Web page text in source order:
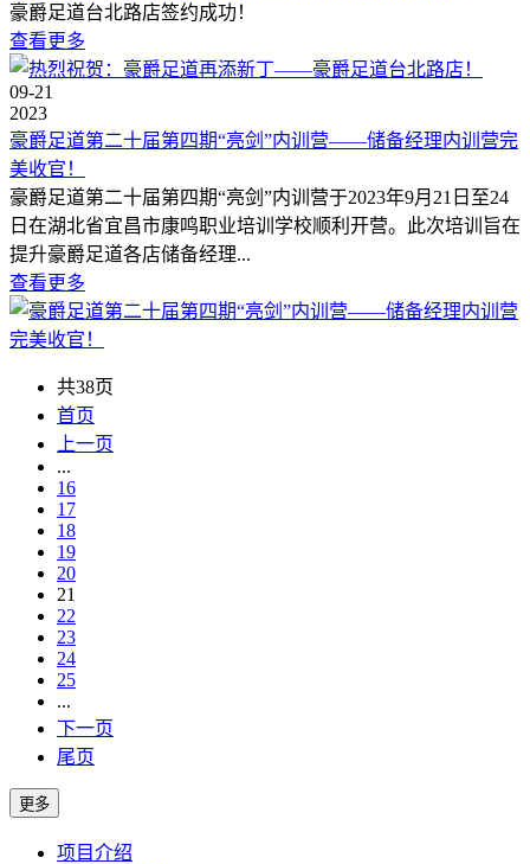
豪爵足道台北路店签约成功！
查看更多
09-21
2023
豪爵足道第二十届第四期“亮剑”内训营——储备经理内训营完
美收官！
豪爵足道第二十届第四期“亮剑”内训营于2023年9月21日至24
日在湖北省宜昌市康鸣职业培训学校顺利开营。此次培训旨在
提升豪爵足道各店储备经理...
查看更多
共38页
首页
上一页
...
16
17
18
19
20
21
22
23
24
25
...
下一页
尾页
项目介绍